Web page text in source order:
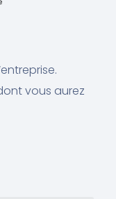
vous aurez